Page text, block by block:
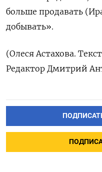
больше продавать
добывать».
(Олеся Астахова.
Редактор Дмитрий